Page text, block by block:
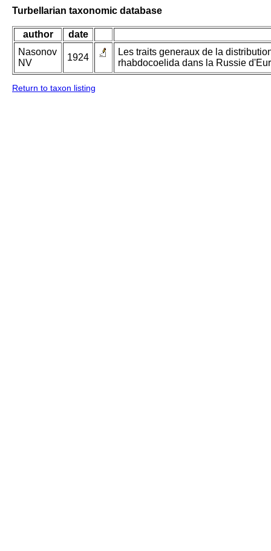
Turbellarian taxonomic database
author
date
Nasonov
NV
1924
Les traits generaux de la
rhabdocoelida dans la Russie
Return to taxon listing